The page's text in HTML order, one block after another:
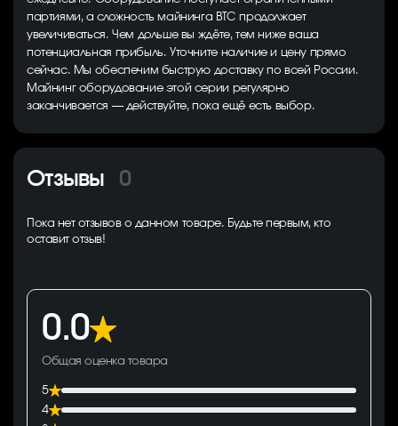
партиями, а сложность майнинга BTC продолжает
увеличиваться. Чем дольше вы ждёте, тем ниже ваша
потенциальная прибыль. Уточните наличие и цену прямо
сейчас. Мы обеспечим быструю доставку по всей России.
Майнинг оборудование этой серии регулярно
заканчивается — действуйте, пока ещё есть выбор.
Отзывы 0
Пока нет отзывов о данном товаре. Будьте первым, кто
оставит отзыв!
0.0
Общая оценка товара
5
4